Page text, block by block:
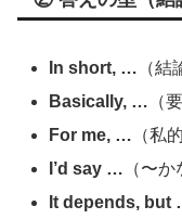
In short, … （結
Basically, … （
For me, … （私
I’d say … （〜か
It depends, but